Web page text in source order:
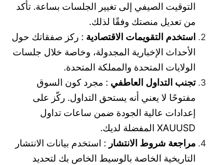
التوقيت الصيفي إلى تغيير الجلسات بساعة. تأكد
من تعديل منصتك وفقًا لذلك.
استخدم التقويمات الاقتصادية : ركز صفقاتك حول
الأحداث الإخبارية المجدولة، وخاصة خلال جلسات
الولايات المتحدة والمملكة المتحدة.
تجنب التداول العاطفي : مجرد كون السوق
مفتوحًا لا يعني أنه يستحق التداول. ركّز على
إعدادات عالية الجودة ضمن ساعات تداول
XAUUSD المفضلة لديك.
مراجعة شروط الانتشار : استخدم بيانات الانتشار
التاريخية الخاصة بالوسيط الخاص بك لتحديد